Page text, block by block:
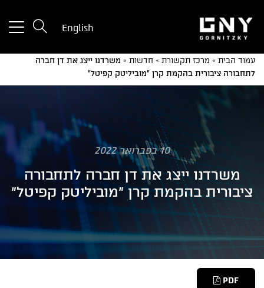
English
עמוד הבית » מרכז תקשורת » חדשות » משרדנו ייצג את דן חברה
לתחבורה ציבורית בהקמת קרן "מוביליטק קפיטל"
10 בפברואר 2022
משרדנו ייצג את דן חברה לתחבורה
ציבורית בהקמת קרן "מוביליטק קפיטל"
PDF